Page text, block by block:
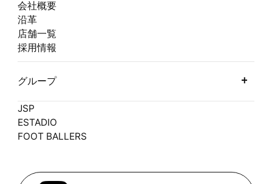
会社概要
沿革
店舗一覧
採用情報
グループ
JSP
ESTADIO
FOOT BALLERS